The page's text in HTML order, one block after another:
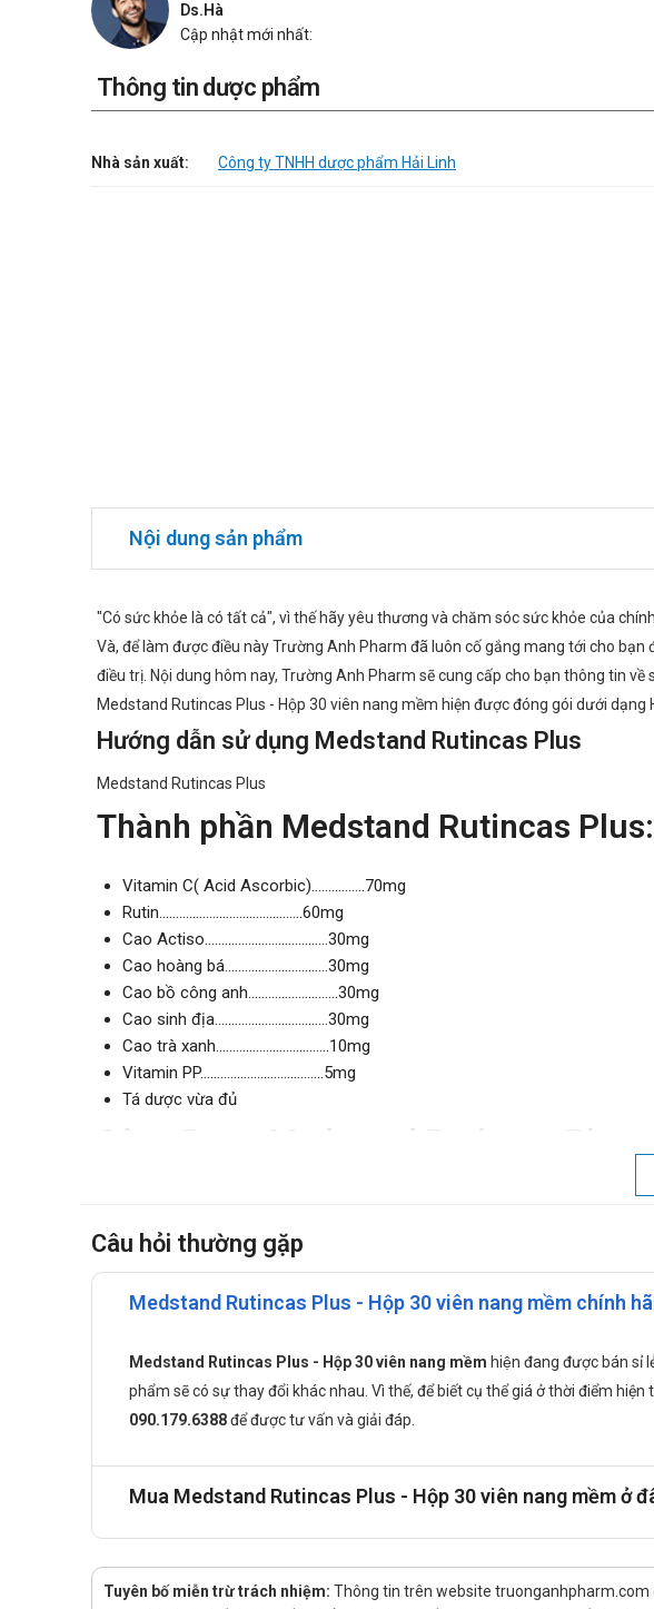
Ds.Hà
Cập nhật mới nhất:
Thông tin dược phẩm
Nhà sản xuất: Công ty TNHH dược phẩm Hải Linh
Nội dung sản phẩm
"Có sức khỏe là có tất cả", vì thế hãy yêu thương và chăm sóc sức khỏe của
Và, để làm được điều này Trường Anh Pharm đã luôn cố gắng mang tới cho
điều trị. Nội dung hôm nay, Trường Anh Pharm sẽ cung cấp cho bạn thông tin
Medstand Rutincas Plus - Hộp 30 viên nang mềm hiện được đóng gói dưới dạng
Hướng dẫn sử dụng Medstand Rutincas Plus
Medstand Rutincas Plus
Thành phần Medstand Rutincas Plus:
Vitamin C( Acid Ascorbic)…………….70mg
Rutin…………………………………….60mg
Cao Actiso……………………………….30mg
Cao hoàng bá………………………….30mg
Cao bồ công anh………………………30mg
Cao sinh địa…………………………….30mg
Cao trà xanh…………………………….10mg
Vitamin PP……………………………….5mg
Tá dược vừa đủ
Công Dụng Medstand Rutincas Plus:
Giúp bổ sung vitamin C, hỗ trợ tăng sức đề kháng, tăng tính bền thành
Đối Tượng Sử Dụng:
Trẻ em, người lớn có sức đề kháng kém, người bị chảy máu chân răng,
Liều Dùng Medstand Rutincas Plus:
Trẻ từ 2-6 tuổi: uống 1 viên/lần x 1-2 lần/ngày.
Trẻ trên 12 tuổi và người lớn: 2 viên/ lần x 2 lần/ngày.
Nơi khô ráo, thoáng mát, tránh ánh nắng trực tiếp.
Câu hỏi thường gặp
Medstand Rutincas Plus - Hộp 30 viên nang mềm chính
Medstand Rutincas Plus - Hộp 30 viên nang mềm hiện đang được bán sỉ
phẩm sẽ có sự thay đổi khác nhau. Vì thế, để biết cụ thể giá ở thời điểm
090.179.6388để được tư vấn và giải đáp.
Mua Medstand Rutincas Plus - Hộp 30 viên nang mềm ở
Tuyên bố miễn trừ trách nhiệm: Thông tin trên website truonganhpharm.com